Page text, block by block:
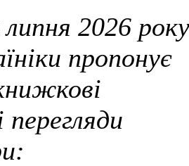
2026 року
пропонує
перегляди